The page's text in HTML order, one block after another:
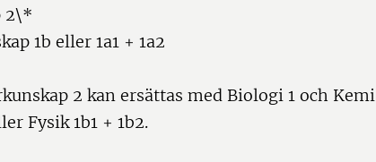
2\*
1b eller 1a1 + 1a2
2 kan ersättas med Biologi 1 och Kemi
Fysik 1b1 + 1b2.